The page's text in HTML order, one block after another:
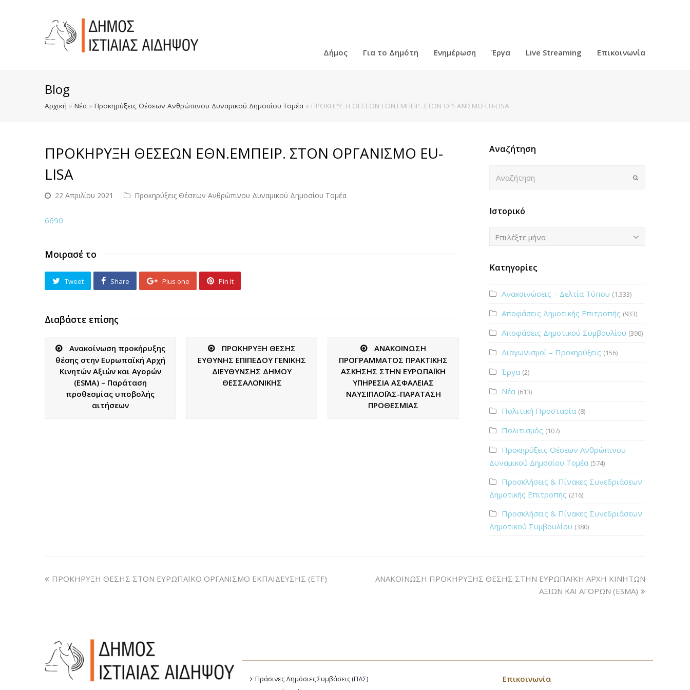
Δήμος Για το Δημότη Ενημέρωση Έργα Live Streaming Επικοινωνία
Blog
Αρχική » Νέα » Προκηρύξεις Θέσεων Ανθρώπινου Δυναμικού Δημοσίου Τομέα » ΠΡΟΚΗΡΥΞΗ ΘΕΣΕΩΝ ΕΘΝ.ΕΜΠΕΙΡ. ΣΤΟΝ ΟΡΓΑΝΙΣΜΟ EU-LISA
ΠΡΟΚΗΡΥΞΗ ΘΕΣΕΩΝ ΕΘΝ.ΕΜΠΕΙΡ. ΣΤΟΝ ΟΡΓΑΝΙΣΜΟ EU-
LISA
22 Απριλίου 2021 Προκηρύξεις Θέσεων Ανθρώπινου Δυναμικού Δημοσίου Τομέα
6690
Μοιρασέ το
Tweet Share Plus one Pin It
Διαβάστε επίσης
Ανακοίνωση προκήρυξης
θέσης στην Ευρωπαϊκή Αρχή
Κινητών Αξιών και Αγορών
(ESMA) – Παράταση
προθεσμίας υποβολής
αιτήσεων
ΠΡΟΚΗΡΥΞΗ ΘΕΣΗΣ
ΕΥΘΥΝΗΣ ΕΠΙΠΕΔΟΥ ΓΕΝΙΚΗΣ
ΔΙΕΥΘΥΝΣΗΣ ΔΗΜΟΥ
ΘΕΣΣΑΛΟΝΙΚΗΣ
ΑΝΑΚΟΙΝΩΣΗ
ΠΡΟΓΡΑΜΜΑΤΟΣ ΠΡΑΚΤΙΚΗΣ
ΑΣΚΗΣΗΣ ΣΤΗΝ ΕΥΡΩΠΑΪΚΗ
ΥΠΗΡΕΣΙΑ ΑΣΦΑΛΕΙΑΣ
ΝΑΥΣΙΠΛΟΪΑΣ-ΠΑΡΑΤΑΣΗ
ΠΡΟΘΕΣΜΙΑΣ
Αναζήτηση
Ιστορικό
Ιστορικό
Επιλέξτε μήνα
Κατηγορίες
Ανακοινώσεις – Δελτία Τύπου (1.333)
Αποφάσεις Δημοτικής Επιτροπής (933)
Αποφάσεις Δημοτικού Συμβουλίου (390)
Διαγωνισμοί – Προκηρύξεις (156)
Έργα (2)
Νέα (613)
Πολιτική Προστασία (8)
Πολιτισμός (107)
Προκηρύξεις Θέσεων Ανθρώπινου
Δυναμικού Δημοσίου Τομέα (574)
Προσκλήσεις & Πίνακες Συνεδριάσεων
Δημοτικής Επιτροπής (216)
Προσκλήσεις & Πίνακες Συνεδριάσεων
Δημοτικού Συμβουλίου (380)
ΠΡΟΚΗΡΥΞΗ ΘΕΣΗΣ ΣΤΟΝ ΕΥΡΩΠΑΪΚΟ ΟΡΓΑΝΙΣΜΟ ΕΚΠΑΙΔΕΥΣΗΣ (ETF)
ΑΝΑΚΟΙΝΩΣΗ ΠΡΟΚΗΡΥΞΗΣ ΘΕΣΗΣ ΣΤΗΝ ΕΥΡΩΠΑΪΚΗ ΑΡΧΗ ΚΙΝΗΤΩΝ
ΑΞΙΩΝ ΚΑΙ ΑΓΟΡΩΝ (ESMA)
Πράσινες Δημόσιες Συμβάσεις (ΠΔΣ)
Επικοινωνία